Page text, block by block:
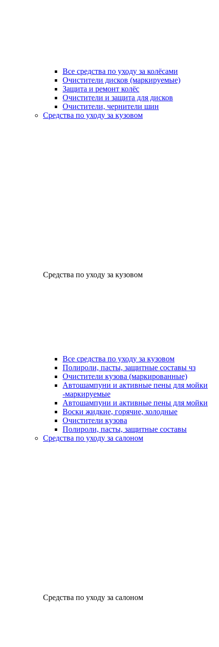
Все средства по уходу за колёсами
Очистители дисков (маркируемые)
Защита и ремонт колёс
Очистители и защита для дисков
Очистители, чернители шин
Средства по уходу за кузовом
Средства по уходу за кузовом
Все средства по уходу за кузовом
Полироли, пасты, защитные составы чз
Очистители кузова (маркированные)
Автошампуни и активные пены для мойки
-маркируемые
Автошампуни и активные пены для мойки
Воски жидкие, горячие, холодные
Очистители кузова
Полироли, пасты, защитные составы
Средства по уходу за салоном
Средства по уходу за салоном